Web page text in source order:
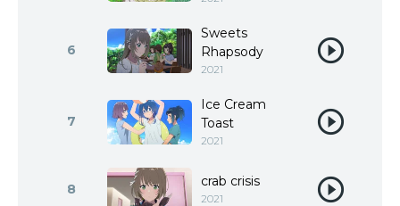
6
Sweets
Rhapsody
2021
7
Ice Cream
Toast
2021
8 crab crisis
2021